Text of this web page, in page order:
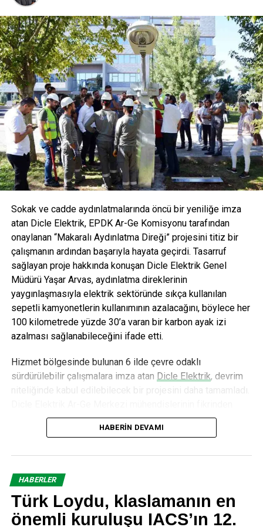
önemli projelere imza attı.
Gürok Grup, geçen sene hızlı tüketim ürünleri sektörüne
AVOYA ile önemli bir adım atarak tüketicilere yüksek
magnezyum oranı ve doğal bileşenleriyle yenilikçi
içecekler sunuyor. AVOYA, Türkiye’nin toplam mineral ve
magnezyum değeri en yüksek maden suyu olarak fark
yaratıyor. Sektörde bir ilki gerçekleştirerek meyve ve bitki
özleri ile zenginleştirilmiş, tamamen doğal içerikli
formüllerle tüketicilere sunuluyor. Bu yenilikçi yaklaşımla
AVOYA hem maden suyu hem de mineralli gazlı içecek
kategorisinde devrim yaratmayı hedefliyor.
Sokak ve cadde aydınlatmalarında öncü bir yeniliğe imza
atan Dicle Elektrik, EPDK Ar-Ge Komisyonu tarafından
onaylanan “Makaralı Aydınlatma Direği” projesini titiz bir
çalışmanın ardından başarıyla hayata geçirdi. Tasarruf
sağlayan proje hakkında konuşan Dicle Elektrik Genel
Müdürü Yaşar Arvas, aydınlatma direklerinin
yaygınlaşmasıyla elektrik sektöründe sıkça kullanılan
sepetli kamyonetlerin kullanımının azalacağını, böylece her
100 kilometrede yüzde 30’a varan bir karbon ayak izi
azalması sağlanabileceğini ifade etti.
Hizmet bölgesinde bulunan 6 ilde çevre odaklı
sürdürülebilir çalışmalara imza atan Dicle Elektrik, devrim
niteliğinde kabul edilebilecek bir projesini daha tamamladı.
doğan ve 18 aylık titiz bir çalışmanın ardından hayata
geçirilen çevre ve çalışan dostu “Makaralı Aydınlatma
Hem iş güvenliğine hem de çevre korumasına katkı
Makaralı Aydınlatma Direği projesinin, hem teknik hem de
tasarım açısından aydınlatma sistemlerini iyileştirmek
amacı taşıdığını belirtenDicle Elektrik Ar-Ge Direktörü Dr.
HABERIN DEVAMI
HABERLER
Türk Loydu, klaslamanın en
önemli kuruluşu IACS’ın 12.